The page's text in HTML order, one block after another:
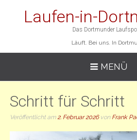
Laufen-in-
Das Dortmunder
Läuft. Bei uns. In
MENÜ
Schritt für Schritt
Veröffentlicht am2. Februar 2026von Frank